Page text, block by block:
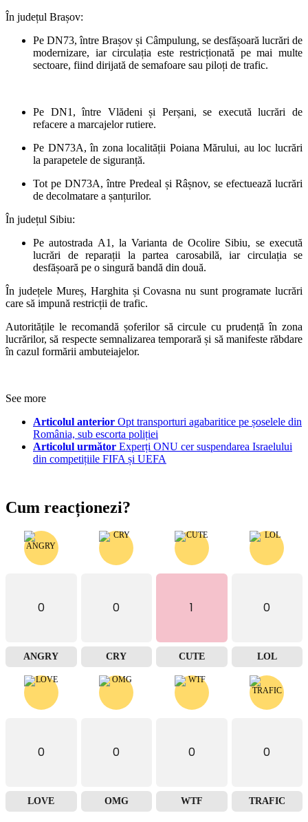
În județul Brașov:
Pe DN73, între Brașov și Câmpulung, se desfășoară lucrări de
modernizare, iar circulația este restricționată pe mai multe
sectoare, fiind dirijată de semafoare sau piloți de trafic.
Pe DN1, între Vlădeni și Perșani, se execută lucrări de
refacere a marcajelor rutiere.
Pe DN73A, în zona localității Poiana Mărului, au loc lucrări
la parapetele de siguranță.
Tot pe DN73A, între Predeal și Râșnov, se efectuează lucrări
de decolmatare a șanțurilor.
În județul Sibiu:
Pe autostrada A1, la Varianta de Ocolire Sibiu, se execută
lucrări de reparații la partea carosabilă, iar circulația se
desfășoară pe o singură bandă din două.
În județele Mureș, Harghita și Covasna nu sunt programate lucrări
care să impună restricții de trafic.
Autoritățile le recomandă șoferilor să circule cu prudență în zona
lucrărilor, să respecte semnalizarea temporară și să manifeste răbdare
în cazul formării ambuteiajelor.
See more
Articolul anterior Opt transporturi agabaritice pe șoselele din
România, sub escorta poliției
Articolul următor Experți ONU cer suspendarea Israelului
din competițiile FIFA și UEFA
Cum reacționezi?
0
ANGRY
0
CRY
1
CUTE
0
LOL
0
LOVE
0
OMG
0
WTF
0
TRAFIC